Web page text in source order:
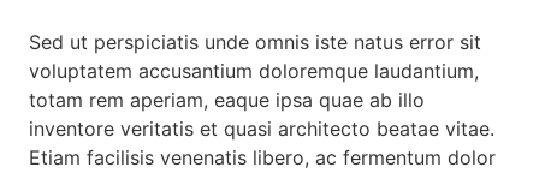
Sed ut perspiciatis unde omnis iste natus error sit
voluptatem accusantium doloremque laudantium,
totam rem aperiam, eaque ipsa quae ab illo
inventore veritatis et quasi architecto beatae vitae.
Etiam facilisis venenatis libero, ac fermentum dolor